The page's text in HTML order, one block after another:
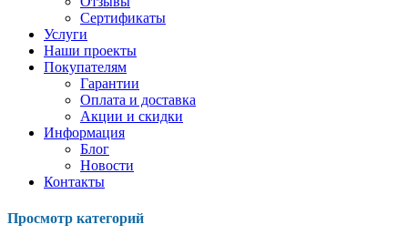
Сертификаты
Услуги
Наши проекты
Покупателям
Гарантии
Оплата и доставка
Акции и скидки
Информация
Блог
Новости
Контакты
Просмотр категорий